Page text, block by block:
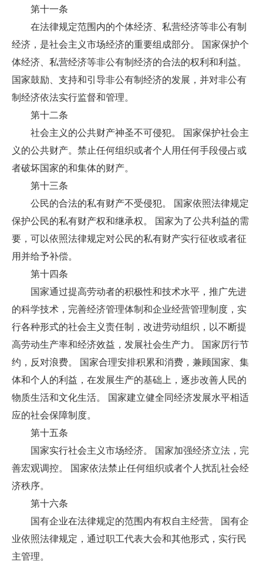
第十一条
在法律规定范围内的个体经济、私营经济等非公有制
经济，是社会主义市场经济的重要组成部分。 国家保护个
体经济、私营经济等非公有制经济的合法的权利和利益。
国家鼓励、支持和引导非公有制经济的发展，并对非公有
制经济依法实行监督和管理。
第十二条
社会主义的公共财产神圣不可侵犯。 国家保护社会主
义的公共财产。禁止任何组织或者个人用任何手段侵占或
者破坏国家的和集体的财产。
第十三条
公民的合法的私有财产不受侵犯。 国家依照法律规定
保护公民的私有财产权和继承权。 国家为了公共利益的需
要，可以依照法律规定对公民的私有财产实行征收或者征
用并给予补偿。
第十四条
国家通过提高劳动者的积极性和技术水平，推广先进
的科学技术，完善经济管理体制和企业经营管理制度，实
行各种形式的社会主义责任制，改进劳动组织，以不断提
高劳动生产率和经济效益，发展社会生产力。 国家厉行节
约，反对浪费。 国家合理安排积累和消费，兼顾国家、集
体和个人的利益，在发展生产的基础上，逐步改善人民的
物质生活和文化生活。 国家建立健全同经济发展水平相适
应的社会保障制度。
第十五条
国家实行社会主义市场经济。 国家加强经济立法，完
善宏观调控。 国家依法禁止任何组织或者个人扰乱社会经
济秩序。
第十六条
国有企业在法律规定的范围内有权自主经营。 国有企
业依照法律规定，通过职工代表大会和其他形式，实行民
主管理。